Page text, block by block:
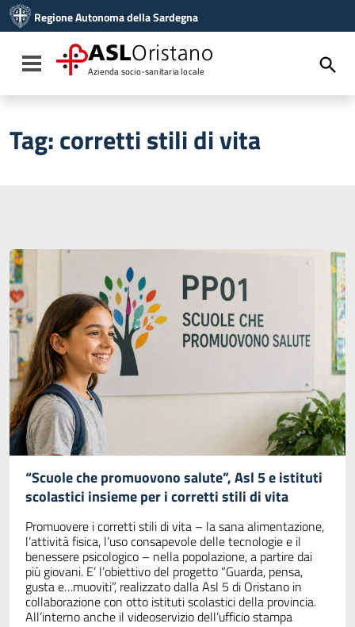
Vai al menu di navigazione
Vai al footer
Regione Autonoma della Sardegna
Toggle navigation
ASLOristano
Azienda socio-sanitaria locale
Tag:corretti stili di vita
“Scuole che promuovono salute”, Asl 5 e istituti
scolastici insieme per i corretti stili di vita
Promuovere i corretti stili di vita – la sana alimentazione,
l’attività fisica, l’uso consapevole delle tecnologie e il
benessere psicologico – nella popolazione, a partire dai
più giovani. E’ l’obiettivo del progetto “Guarda, pensa,
gusta e…muoviti”, realizzato dalla Asl 5 di Oristano in
collaborazione con otto istituti scolastici della provincia.
All’interno anche il videoservizio dell’ufficio stampa